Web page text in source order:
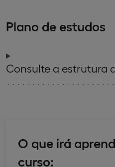
Plano de estudos
Consulte a estrutura
O que irá
curso: